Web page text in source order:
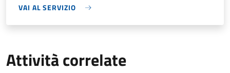
VAI AL SERVIZIO
Attività correlate